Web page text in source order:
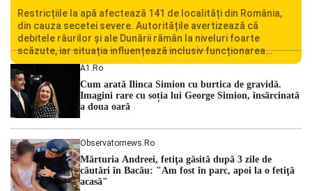
Restricțiile la apă afectează 141 de localități din România,
din cauza secetei severe. Autoritățile avertizează că
debitele râurilor și ale Dunării rămân la niveluri foarte
scăzute, iar situația influențează inclusiv funcționarea
Centralei Nucleare de la Cernavodă. România se confruntă
cu una dintre cele mai dificile perioade din punct de vedere
hidrologic din ultimii ani. Lipsa […]
A1.ro
Cum arată Ilinca Simion cu burtica de gravidă.
Imagini rare cu soția lui George Simion, însărcinată
a doua oară
Observatornews.ro
Mărturia Andreei, fetiţa găsită după 3 zile de
căutări în Bacău: "Am fost în parc, apoi la o fetiţă
acasă"